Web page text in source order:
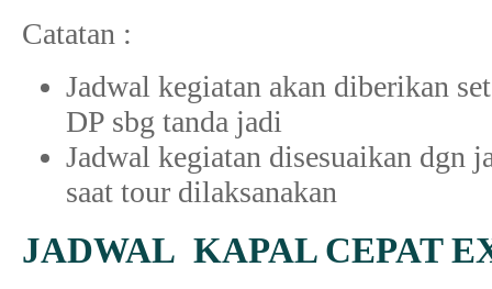
Catatan :
Jadwal kegiatan akan diberikan
DP sbg tanda jadi
Jadwal kegiatan disesuaikan dgn
saat tour dilaksanakan
JADWAL KAPAL CEPAT